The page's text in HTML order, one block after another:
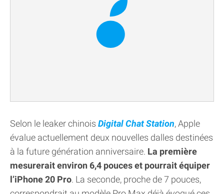
Selon le leaker chinois Digital Chat Station, Apple
évalue actuellement deux nouvelles dalles destinées
à la future génération anniversaire. La première
mesurerait environ 6,4 pouces et pourrait équiper
l’iPhone 20 Pro. La seconde, proche de 7 pouces,